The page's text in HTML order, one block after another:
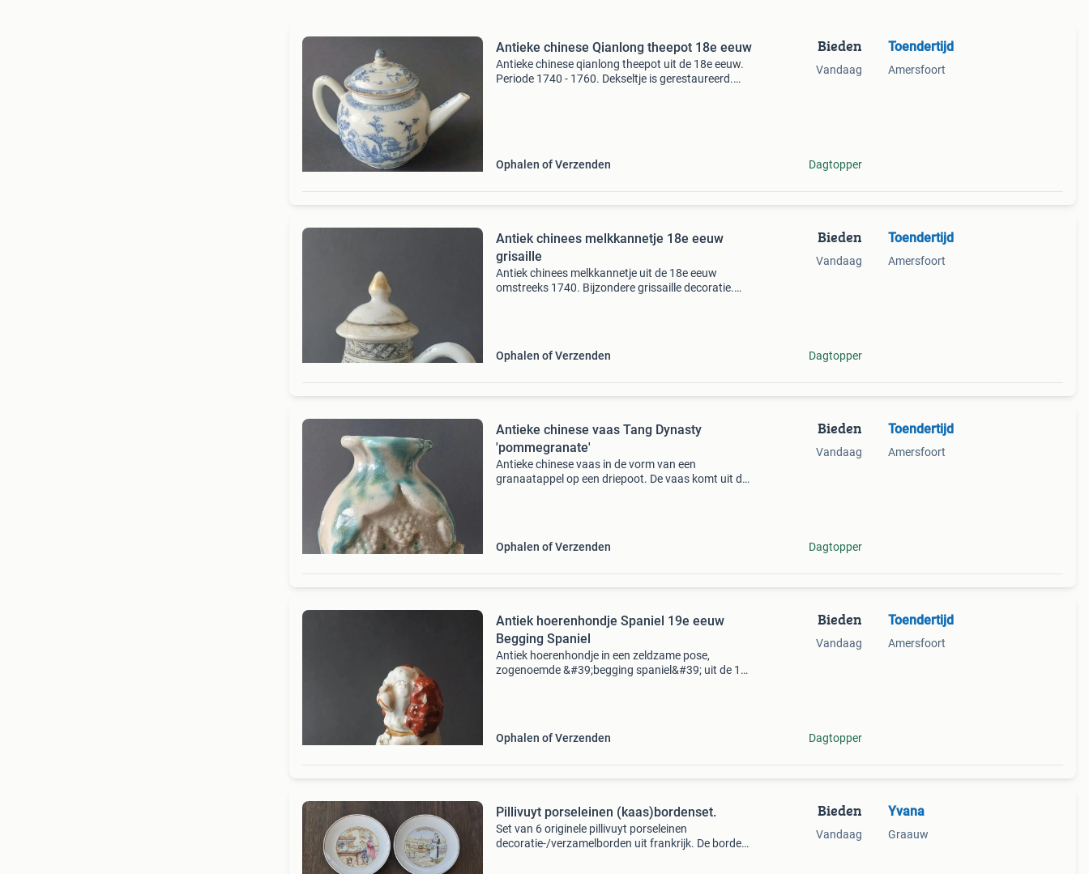
Antieke chinese Qianlong theepot 18e eeuw
Antieke chinese qianlong theepot uit de 18e eeuw.
Periode 1740 - 1760. Dekseltje is gerestaureerd.
Ophalen of Verzenden
Bieden
Vandaag
Dagtopper
Toendertijd
Amersfoort
Antiek chinees melkkannetje 18e eeuw
grisaille
Antiek chinees melkkannetje uit de 18e eeuw
omstreeks 1740. Bijzondere grissaille decoratie.
Ophalen of Verzenden
Bieden
Vandaag
Dagtopper
Toendertijd
Amersfoort
Antieke chinese vaas Tang Dynasty
'pommegranate'
Antieke chinese vaas in de vorm van een
granaatappel op een driepoot. De vaas komt uit de
Ophalen of Verzenden
Bieden
Vandaag
Dagtopper
Toendertijd
Amersfoort
Antiek hoerenhondje Spaniel 19e eeuw
Begging Spaniel
Antiek hoerenhondje in een zeldzame pose,
zogenoemde &#39;begging spaniel&#39; uit de 19e
Ophalen of Verzenden
Bieden
Vandaag
Dagtopper
Toendertijd
Amersfoort
Pillivuyt porseleinen (kaas)bordenset.
Set van 6 originele pillivuyt porseleinen
decoratie-/verzamelborden uit frankrijk. De borden
Bieden
Vandaag
Yvana
Graauw